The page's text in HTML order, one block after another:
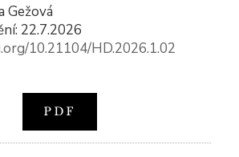
Gežová
22.7.2026
10.21104/HD.2026.1.02
PDF